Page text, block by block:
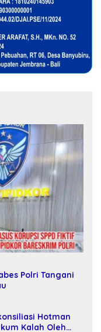
Polri Tangani
Hotman
Kalah Oleh